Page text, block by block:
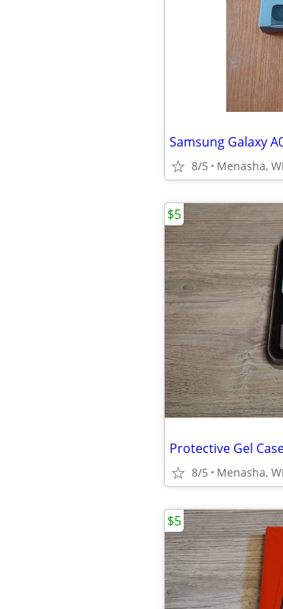
Samsung Galaxy
8/5 Menasha, WI
8/5 Menasha, WI
$5
$5